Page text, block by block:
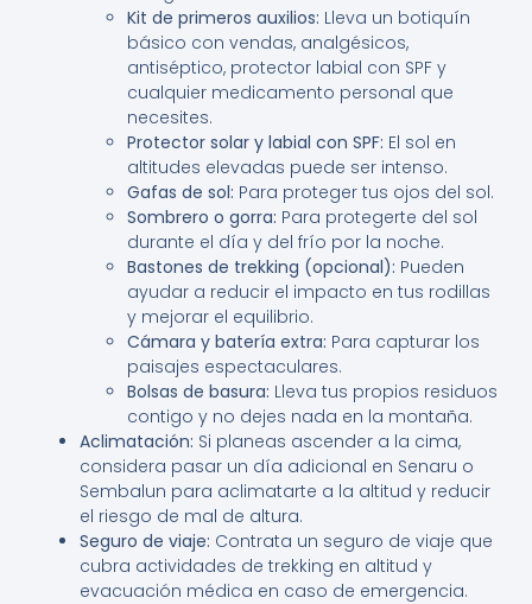
Kit de primeros auxilios: Lleva un botiquín
básico con vendas, analgésicos,
antiséptico, protector labial con SPF y
cualquier medicamento personal que
necesites.
Protector solar y labial con SPF: El sol en
altitudes elevadas puede ser intenso.
Gafas de sol: Para proteger tus ojos del sol.
Sombrero o gorra: Para protegerte del sol
durante el día y del frío por la noche.
Bastones de trekking (opcional): Pueden
ayudar a reducir el impacto en tus rodillas
y mejorar el equilibrio.
Cámara y batería extra: Para capturar los
paisajes espectaculares.
Bolsas de basura: Lleva tus propios residuos
contigo y no dejes nada en la montaña.
Aclimatación: Si planeas ascender a la cima,
considera pasar un día adicional en Senaru o
Sembalun para aclimatarte a la altitud y reducir
el riesgo de mal de altura.
Seguro de viaje: Contrata un seguro de viaje que
cubra actividades de trekking en altitud y
evacuación médica en caso de emergencia.